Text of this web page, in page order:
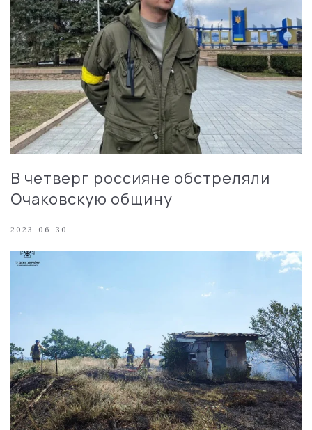
В четверг россияне обстреляли
Очаковскую общину
2023-06-30